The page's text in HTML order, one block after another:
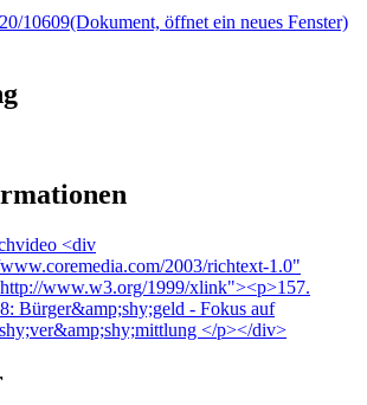
20/10609(Dokument, öffnet ein neues Fenster)
<div
2003/richtext-1.0"
www.w3.org/1999/xlink"><p>157.
Bürger&amp;shy;geld - Fokus auf
</p></div>